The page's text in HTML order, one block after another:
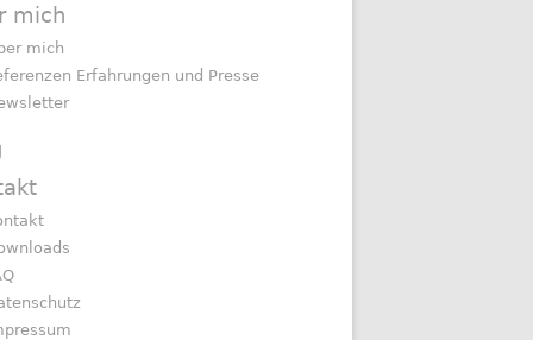
mich
mich
Erfahrungen und Presse